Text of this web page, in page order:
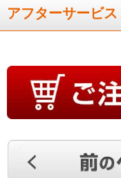
すぐに冷えるところ、
効きも早
アフターサービス